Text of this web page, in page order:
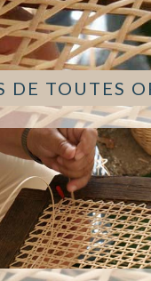
DE TOUTES